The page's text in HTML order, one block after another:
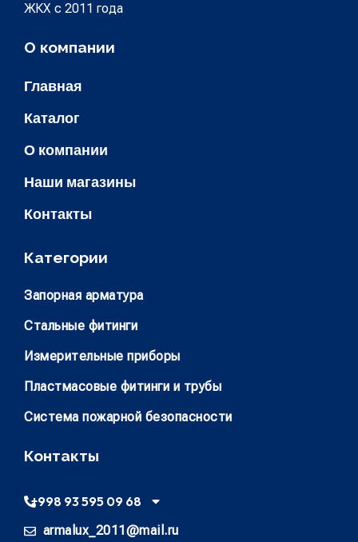
ЖКХ с 2011 года
О компании
Главная
Каталог
О компании
Наши магазины
Контакты
Категории
Запорная арматура
Стальные фитинги
Измерительные приборы
Пластмасовые фитинги и трубы
Система пожарной безопасности
Контакты
+998 93 595 09 68
armalux_2011@mail.ru